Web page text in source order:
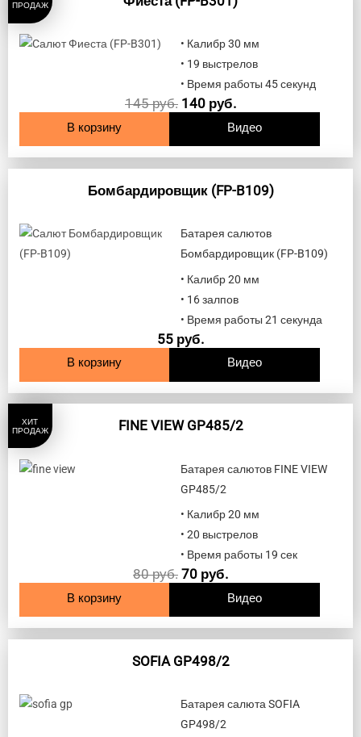
ПРОДАЖ
• Калибр 30 мм
• 19 выстрелов
• Время работы 45 секунд
145руб. 140 руб.
В корзину Видео
Бомбардировщик (FP-B109)
Батарея салютов
Бомбардировщик (FP-B109)
• Калибр 20 мм
• 16 залпов
• Время работы 21 секунда
55 руб.
В корзину Видео
ХИТ
ПРОДАЖ
FINE VIEW GP485/2
Батарея салютов FINE VIEW
GP485/2
• Калибр 20 мм
• 20 выстрелов
• Время работы 19 сек
80руб. 70 руб.
В корзину Видео
SOFIA GP498/2
Батарея салюта SOFIA
GP498/2